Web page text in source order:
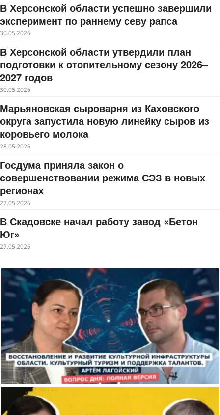
В Херсонской области успешно завершили
эксперимент по раннему севу рапса
30.05.2026
В Херсонской области утвердили план
подготовки к отопительному сезону 2026–
2027 годов
30.05.2026
Марьяновская сыроварня из Каховского
округа запустила новую линейку сыров из
коровьего молока
28.05.2026
Госдума приняла закон о
совершенствовании режима СЭЗ в новых
регионах
27.05.2026
В Скадовске начал работу завод «Бетон
Юг»
27.05.2026